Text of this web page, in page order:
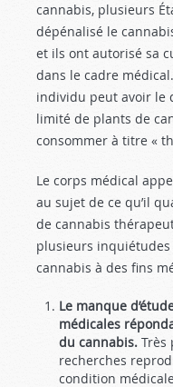
cannabis, plusieurs
dépénalisé le
et ils ont autorisé sa
dans le cadre
individu peut avoir le
limité de plants de
consommer à titre «
Le corps médical
au sujet de ce qu’il
de cannabis
plusieurs
cannabis à des fins
Le manque
médicales
du cannabis. Très
recherches
condition